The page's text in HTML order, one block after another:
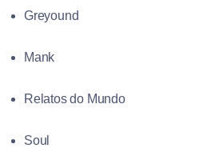
Greyound
Mank
Relatos do Mundo
Soul